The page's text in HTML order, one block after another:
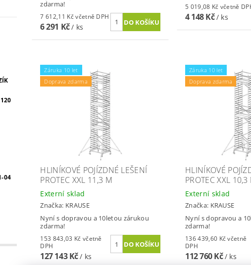
04
zdarma!
7 612,11 Kč včetně DPH
6 291 Kč/ ks
5 019,08 Kč včetně
4 148 Kč/ ks
Záruka 10 let
Doprava zdarma
HLINÍKOVÉ POJÍZDNÉ LEŠENÍ
PROTEC XXL 11,3 M
Externí sklad
Značka: KRAUSE
Nyní s dopravou a 10letou zárukou
zdarma!
153 843,03 Kč včetně
DPH
127 143 Kč/ ks
Záruka 10 let
Doprava zdarma
HLINÍKOVÉ
PROTEC XXL 10,3
Externí sklad
Značka: KRAUSE
Nyní s dopravou a
zdarma!
136 439,60 Kč včetně
DPH
112 760 Kč/ ks